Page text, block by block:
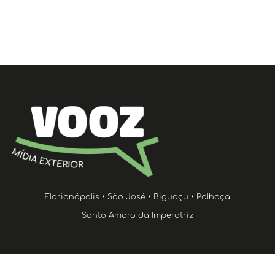
Florianópolis • São José • Biguaçu • Palhoça
Santo Amaro da Imperatriz